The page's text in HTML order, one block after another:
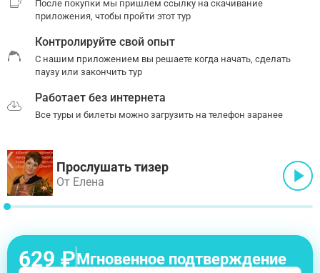
После покупки мы пришлем ссылку на скачивание
приложения, чтобы пройти этот тур
Контролируйте свой опыт
С нашим приложением вы решаете когда начать, сделать
паузу или закончить тур
Работает без интернета
Все туры и билеты можно загрузить на телефон заранее
Прослушать тизер
От Елена
629 ₽ Мгновенное подтверждение